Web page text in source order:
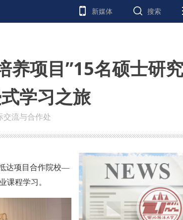
新媒体 搜索
养项目”15名硕士研
学习之旅
交流与合作处
达项目合作院校—
课程学习。